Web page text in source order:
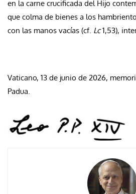
en la carne crucificada del Hijo
que colma de bienes a los
con las manos vacías (cf. Lc1,53),
Vaticano, 13 de junio de 2026,
Padua.